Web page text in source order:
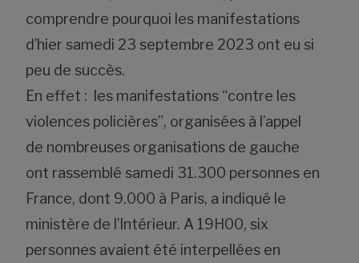
comprendre pourquoi les manifestations
d’hier samedi 23 septembre 2023 ont eu si
peu de succès.
En effet : les manifestations “contre les
violences policières”, organisées à l’appel
de nombreuses organisations de gauche
ont rassemblé samedi 31.300 personnes en
France, dont 9.000 à Paris, a indiqué le
ministère de l’Intérieur. A 19H00, six
personnes avaient été interpellées en